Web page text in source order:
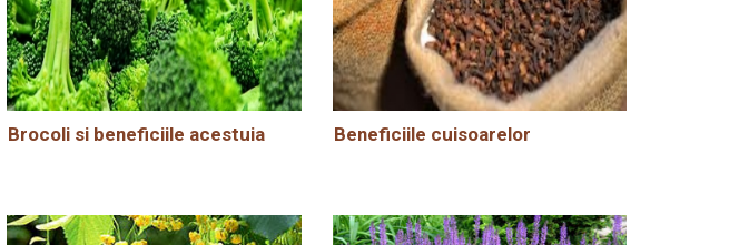
Brocoli si beneficiile acestuia Beneficiile cuisoarelor